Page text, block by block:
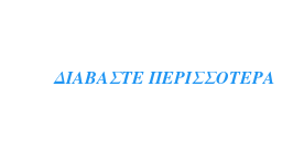
ΔΙΑΒΆΣΤΕ ΠΕΡΙΣΣΌΤΕΡΑ